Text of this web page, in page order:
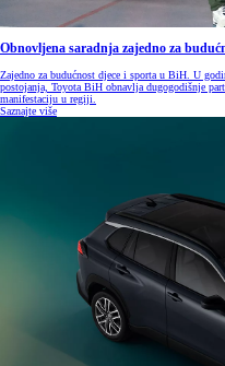
Obnovljena saradnja zajedno za
Zajedno za budućnost djece i sporta u BiH. U
postojanja, Toyota BiH obnavlja dugogodišnje
manifestaciju u regiji.
Saznajte više